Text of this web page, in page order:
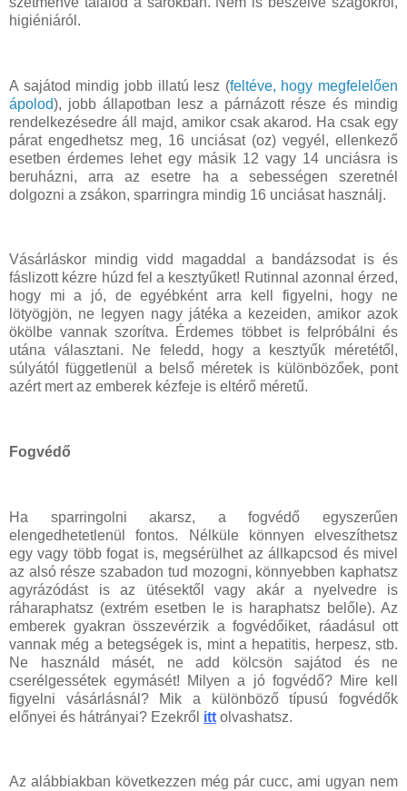
higiéniáról.
A sajátod mindig jobb illatú lesz (feltéve, hogy megfelelően
ápolod), jobb állapotban lesz a párnázott része és mindig
rendelkezésedre áll majd, amikor csak akarod. Ha csak egy
párat engedhetsz meg, 16 unciásat (oz) vegyél, ellenkező
esetben érdemes lehet egy másik 12 vagy 14 unciásra is
beruházni, arra az esetre ha a sebességen szeretnél
dolgozni a zsákon, sparringra mindig 16 unciásat használj.
Vásárláskor mindig vidd magaddal a bandázsodat is és
fáslizott kézre húzd fel a kesztyűket! Rutinnal azonnal érzed,
hogy mi a jó, de egyébként arra kell figyelni, hogy ne
lötyögjön, ne legyen nagy játéka a kezeiden, amikor azok
ökölbe vannak szorítva. Érdemes többet is felpróbálni és
utána választani. Ne feledd, hogy a kesztyűk méretétől,
súlyától függetlenül a belső méretek is különbözőek, pont
azért mert az emberek kézfeje is eltérő méretű.
Fogvédő
Ha sparringolni akarsz, a fogvédő egyszerűen
elengedhetetlenül fontos. Nélküle könnyen elveszíthetsz
egy vagy több fogat is, megsérülhet az állkapcsod és mivel
az alsó része szabadon tud mozogni, könnyebben kaphatsz
agyrázódást is az ütésektől vagy akár a nyelvedre is
ráharaphatsz (extrém esetben le is haraphatsz belőle). Az
emberek gyakran összevérzik a fogvédőiket, ráadásul ott
vannak még a betegségek is, mint a hepatitis, herpesz, stb.
Ne használd másét, ne add kölcsön sajátod és ne
cserélgessétek egymásét! Milyen a jó fogvédő? Mire kell
figyelni vásárlásnál? Mik a különböző típusú fogvédők
előnyei és hátrányai? Ezekről itt olvashatsz.
Az alábbiakban következzen még pár cucc, ami ugyan nem